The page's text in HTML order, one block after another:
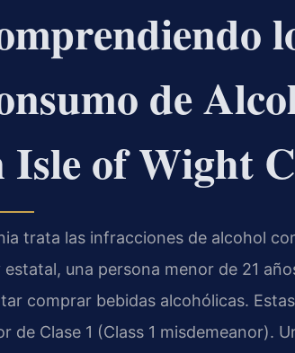
de
Isle of Wight
trata las infracciones de alcohol
estatal, una persona menor de 21
comprar bebidas alcohólicas.
de Clase 1 (Class 1 misdemeanor).